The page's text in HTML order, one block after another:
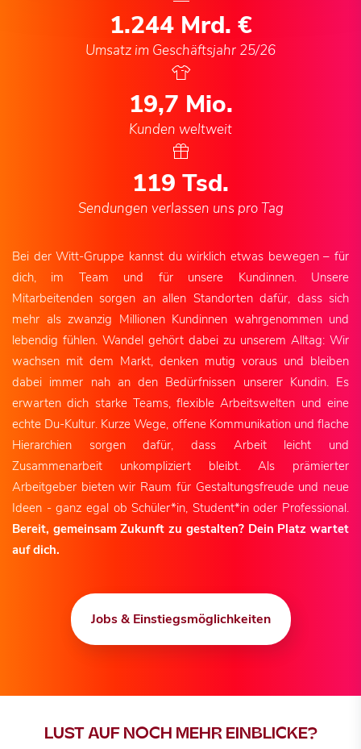
1.244 Mrd. €
Umsatz im Geschäftsjahr 25/26
20,6 Mio.
Kunden weltweit
125 Tsd.
Sendungen verlassen uns pro Tag
Bei der Witt-Gruppe kannst du wirklich etwas bewegen – für
dich, im Team und für unsere Kundinnen. Unsere
Mitarbeitenden sorgen an allen Standorten dafür, dass sich
mehr als zwanzig Millionen Kundinnen wahrgenommen und
lebendig fühlen. Wandel gehört dabei zu unserem Alltag: Wir
wachsen mit dem Markt, denken mutig voraus und bleiben
dabei immer nah an den Bedürfnissen unserer Kundin. Es
erwarten dich starke Teams, flexible Arbeitswelten und eine
echte Du-Kultur. Kurze Wege, offene Kommunikation und flache
Hierarchien sorgen dafür, dass Arbeit leicht und
Zusammenarbeit unkompliziert bleibt. Als prämierter
Arbeitgeber bieten wir Raum für Gestaltungsfreude und neue
Ideen - ganz egal ob Schüler*in, Student*in oder Professional.
Bereit, gemeinsam Zukunft zu gestalten? Dein Platz wartet
auf dich.
Jobs & Einstiegsmöglichkeiten
LUST AUF NOCH MEHR EINBLICKE?